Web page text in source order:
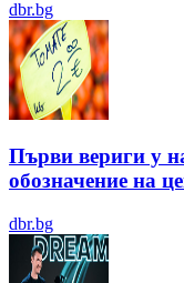
dbr.bg
Първи вериги у
обозначение на
dbr.bg